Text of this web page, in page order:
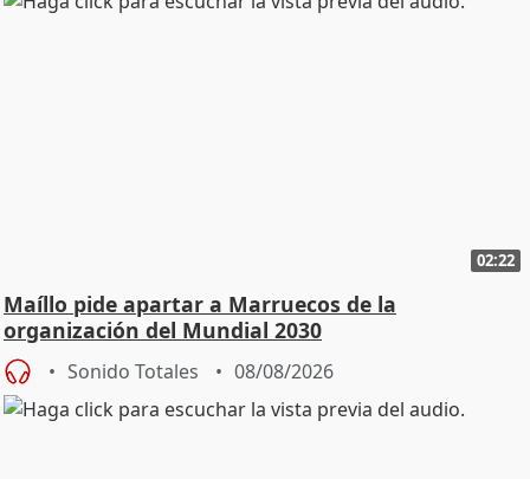
02:22
Maíllo pide apartar a Marruecos de la
organización del Mundial 2030
Sonido Totales 08/08/2026